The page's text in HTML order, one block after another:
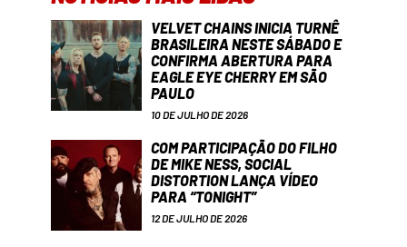
VELVET CHAINS INICIA TURNÊ
BRASILEIRA NESTE SÁBADO E
CONFIRMA ABERTURA PARA
EAGLE EYE CHERRY EM SÃO
PAULO
10 DE JULHO DE 2026
COM PARTICIPAÇÃO DO FILHO
DE MIKE NESS, SOCIAL
DISTORTION LANÇA VÍDEO
PARA “TONIGHT”
12 DE JULHO DE 2026